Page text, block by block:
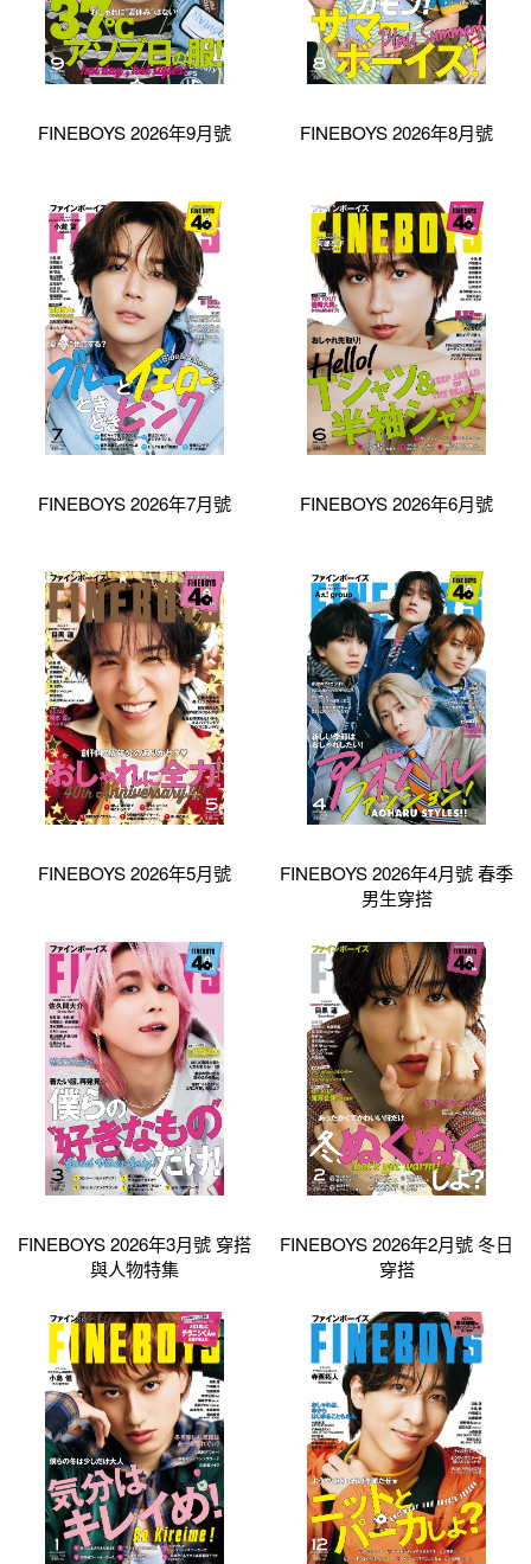
FINEBOYS 2026年9月號 FINEBOYS 2026年8月號
FINEBOYS 2026年7月號 FINEBOYS 2026年6月號
FINEBOYS 2026年5月號
FINEBOYS 2026年4月號 春季
男生穿搭
FINEBOYS 2026年3月號 穿搭
與人物特集
FINEBOYS 2026年2月號 冬日
穿搭